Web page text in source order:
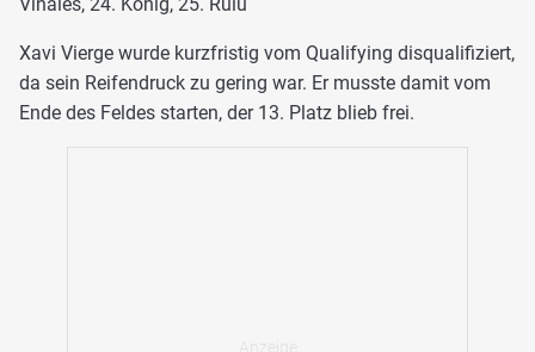
Xavi Vierge wurde kurzfristig vom Qualifying disqualifiziert,
da sein Reifendruck zu gering war. Er musste damit vom
Ende des Feldes starten, der 13. Platz blieb frei.